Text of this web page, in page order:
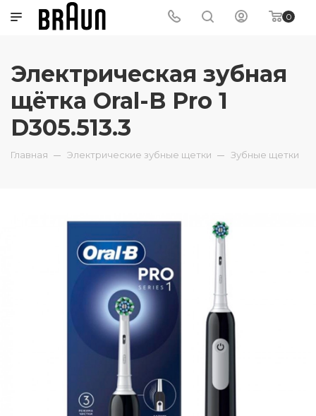
0
Электрическая зубная
щётка Oral-B Pro 1
D305.513.3
Главная Электрические зубные щетки Зубные щетки